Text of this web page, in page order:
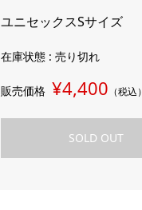
ユニセックスSサイズ
在庫状態 : 売り切れ
販売価格 ¥4,400 （税込）
SOLD OUT